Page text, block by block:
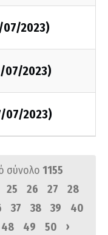
07/2023)
07/2023)
07/2023)
σύνολο 1155
25 26 27
28
37 38 39
40
48 49 50 ›